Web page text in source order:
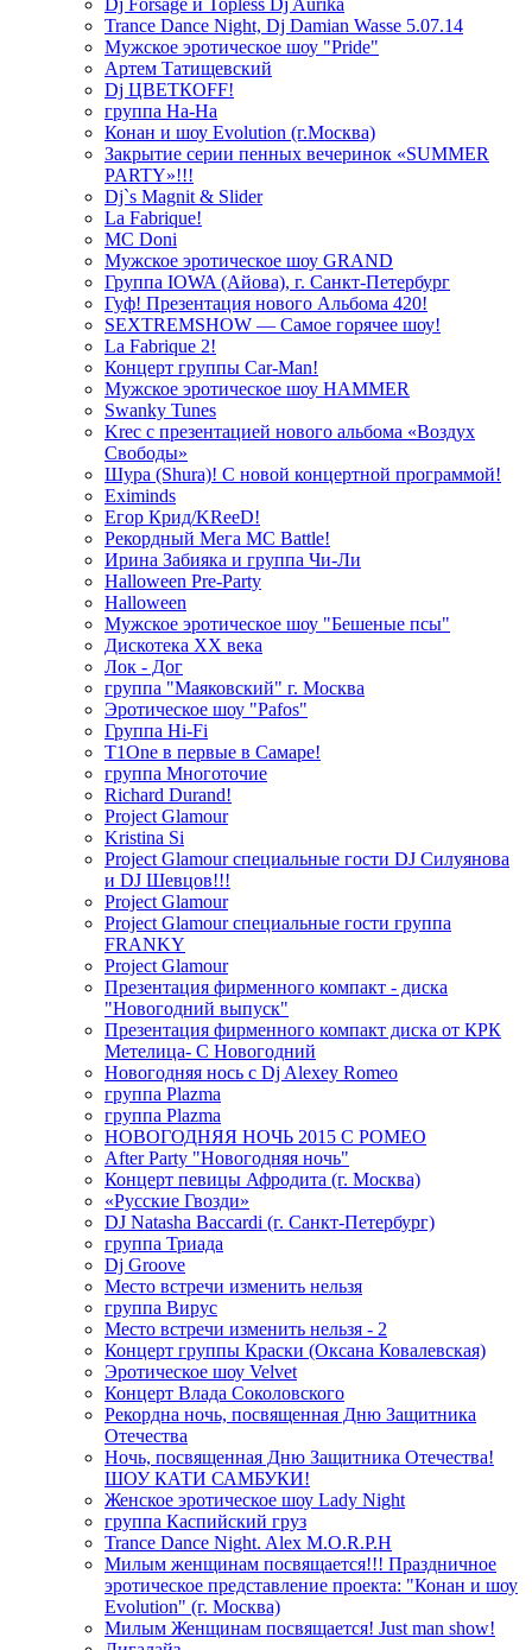
Dj Forsage и Topless Dj Aurika
Trance Dance Night, Dj Damian Wasse 5.07.14
Мужское эротическое шоу "Pride"
Артем Татищевский
Dj ЦВЕТКOFF!
группа На-На
Конан и шоу Evolution (г.Москва)
Закрытие серии пенных вечеринок «SUMMER
PARTY»!!!
Dj`s Magnit & Slider
La Fabrique!
MC Doni
Мужское эротическое шоу GRAND
Группа IOWA (Айова), г. Санкт-Петербург
Гуф! Презентация нового Альбома 420!
SEXTREMSHOW — Самое горячее шоу!
La Fabrique 2!
Концерт группы Car-Man!
Мужское эротическое шоу HAMMER
Swanky Tunes
Krec с презентацией нового альбома «Воздух
Свободы»
Шура (Shura)! С новой концертной программой!
Eximinds
Егор Крид/KReeD!
Рекордный Мега МС Battle!
Ирина Забияка и группа Чи-Ли
Halloween Pre-Party
Halloween
Мужское эротическое шоу "Бешеные псы"
Дискотека ХХ века
Лок - Дог
группа "Маяковский" г. Москва
Эротическое шоу "Pafos"
Группа Hi-Fi
T1One в первые в Самаре!
группа Многоточие
Richard Durand!
Project Glamour
Kristina Si
Project Glamour специальные гости DJ Силуянова
и DJ Шевцов!!!
Project Glamour
Project Glamour специальные гости группа
FRANKY
Project Glamour
Презентация фирменного компакт - диска
"Новогодний выпуск"
Презентация фирменного компакт диска от КРК
Метелица- С Новогодний
Новогодняя нось с Dj Alexey Romeo
группа Plazma
группа Plazma
НОВОГОДНЯЯ НОЧЬ 2015 C РОМЕО
After Party "Новогодняя ночь"
Концерт певицы Афродита (г. Москва)
«Русские Гвозди»
DJ Natasha Baccardi (г. Санкт-Петербург)
группа Триада
Dj Groove
Место встречи изменить нельзя
группа Вирус
Место встречи изменить нельзя - 2
Концерт группы Краски (Оксана Ковалевская)
Эротическое шоу Velvet
Концерт Влада Соколовского
Рекордна ночь, посвященная Дню Защитника
Отечества
Ночь, посвященная Дню Защитника Отечества!
ШОУ КАТИ САМБУКИ!
Женское эротическое шоу Lady Night
группа Каспийский груз
Trance Dance Night. Alex M.O.R.P.H
Милым женщинам посвящается!!! Праздничное
эротическое представление проекта: "Конан и шоу
Evolution" (г. Москва)
Милым Женщинам посвящается! Just man show!